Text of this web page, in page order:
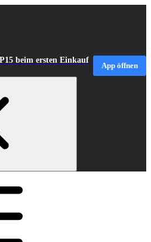
beim ersten Einkauf
App öffnen